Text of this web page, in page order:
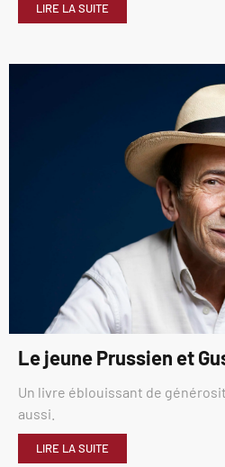
LIRE LA SUITE
Le jeune Prussien et
Un livre éblouissant de
aussi.
LIRE LA SUITE